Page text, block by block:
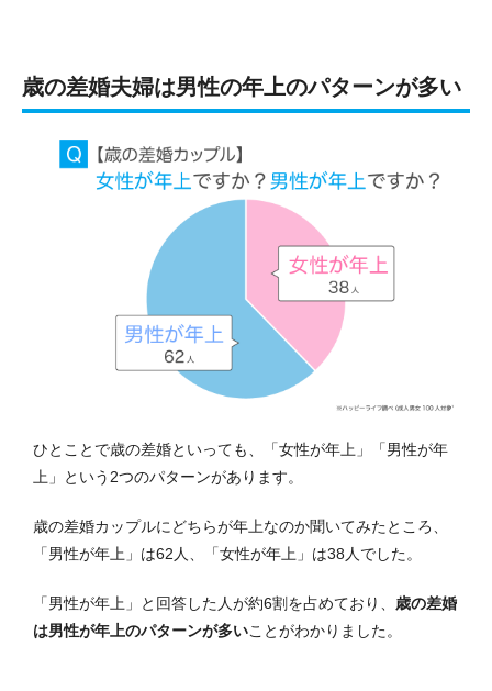
歳の差婚夫婦は男性の年上のパターンが多い
ひとことで歳の差婚といっても、「女性が年上」「男性が年
上」という2つのパターンがあります。
歳の差婚カップルにどちらが年上なのか聞いてみたところ、
「男性が年上」は62人、「女性が年上」は38人でした。
「男性が年上」と回答した人が約6割を占めており、 歳の差婚
は男性が年上のパターンが多いことがわかりました。